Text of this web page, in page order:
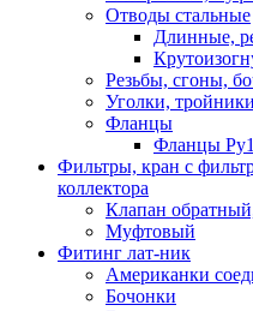
Отводы стальные
Длинные,
Резьбы, сгоны,
Уголки, тройники
Фланцы
Фланцы
Фильтры, кран с
коллектора
Клапан
Муфтовый
Фитинг лат-ник
Американки
Бочонки